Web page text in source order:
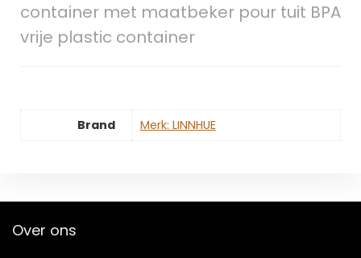
container met maatbeker pour tuit BPA
vrije plastic container
Brand Merk: LINNHUE
Over ons